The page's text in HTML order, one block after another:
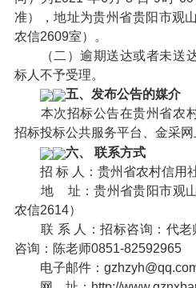
准），地址为贵州省贵阳市观
农信2609室）。
（二）逾期送达或者未送达
标人不予受理。
五、发布公告的媒介
本次招标公告在贵州省农村
招标投标公共服务平台、金采网
六、 联系方式
招 标 人：贵州省农村信用
地 址：贵州省贵阳市观山
农信2614）
联 系 人：招标咨询：代老
咨询：陈老师0851-82592965
电子邮件：